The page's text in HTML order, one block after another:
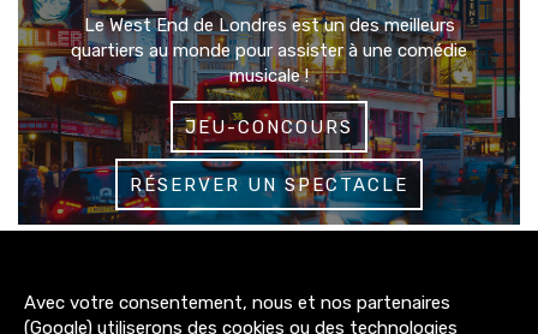
Le West End de Londres est un des meilleurs
quartiers au monde pour assister à une comédie
musicale !
JEU-CONCOURS
RÉSERVER UN SPECTACLE
3200+
abonnés
Avec votre consentement, nous et nos partenaires
(Google) utiliserons des cookies ou des technologies